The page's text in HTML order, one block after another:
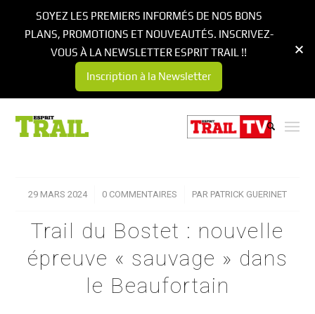
29 MARS 2024
/ 0 COMMENTAIRES
/ PAR PATRICK GUERINET
Trail du Bostet : nouvelle
épreuve « sauvage » dans
le Beaufortain
SOYEZ LES PREMIERS INFORMÉS DE NOS BONS
PLANS, PROMOTIONS ET NOUVEAUTÉS. INSCRIVEZ-
VOUS À LA NEWSLETTER ESPRIT TRAIL !!
Inscription à la Newsletter